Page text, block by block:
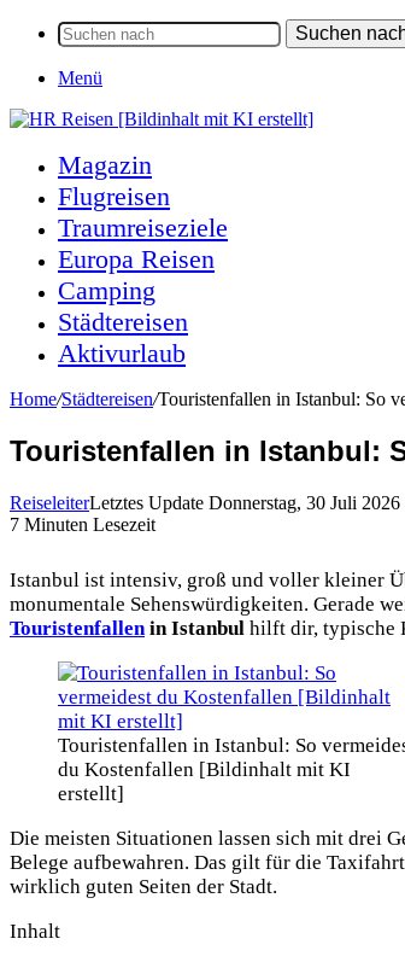
Suchen
Menü
Magazin
Flugreisen
Traumreiseziele
Europa Reisen
Camping
Städtereisen
Aktivurlaub
Home/Städtereisen/Touristenfallen in Istanbul: So
Touristenfallen in Istanbul:
ReiseleiterLetztes Update Donnerstag, 30 Juli 2026
7 Minuten Lesezeit
Istanbul ist intensiv, groß und voller kleiner
monumentale Sehenswürdigkeiten. Gerade
Touristenfallenin Istanbul hilft dir, typische
Touristenfallen in Istanbul: So
du Kostenfallen [Bildinhalt mit KI
erstellt]
Die meisten Situationen lassen sich mit drei
Belege aufbewahren. Das gilt für die
wirklich guten Seiten der Stadt.
Inhalt